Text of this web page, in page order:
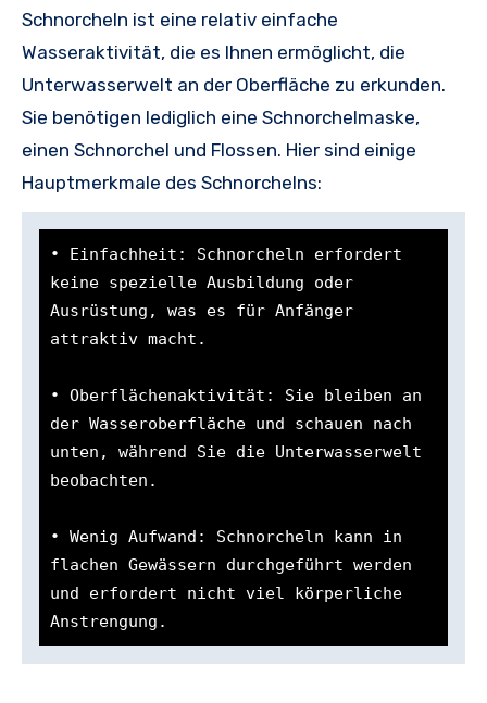
Schnorcheln ist eine relativ einfache
Wasseraktivität, die es Ihnen ermöglicht, die
Unterwasserwelt an der Oberfläche zu erkunden.
Sie benötigen lediglich eine Schnorchelmaske,
einen Schnorchel und Flossen. Hier sind einige
Hauptmerkmale des Schnorchelns:
• Einfachheit: Schnorcheln erfordert
keine spezielle Ausbildung oder
Ausrüstung, was es für Anfänger
attraktiv macht.
• Oberflächenaktivität: Sie bleiben an
der Wasseroberfläche und schauen nach
unten, während Sie die Unterwasserwelt
beobachten.
• Wenig Aufwand: Schnorcheln kann in
flachen Gewässern durchgeführt werden
und erfordert nicht viel körperliche
Anstrengung.